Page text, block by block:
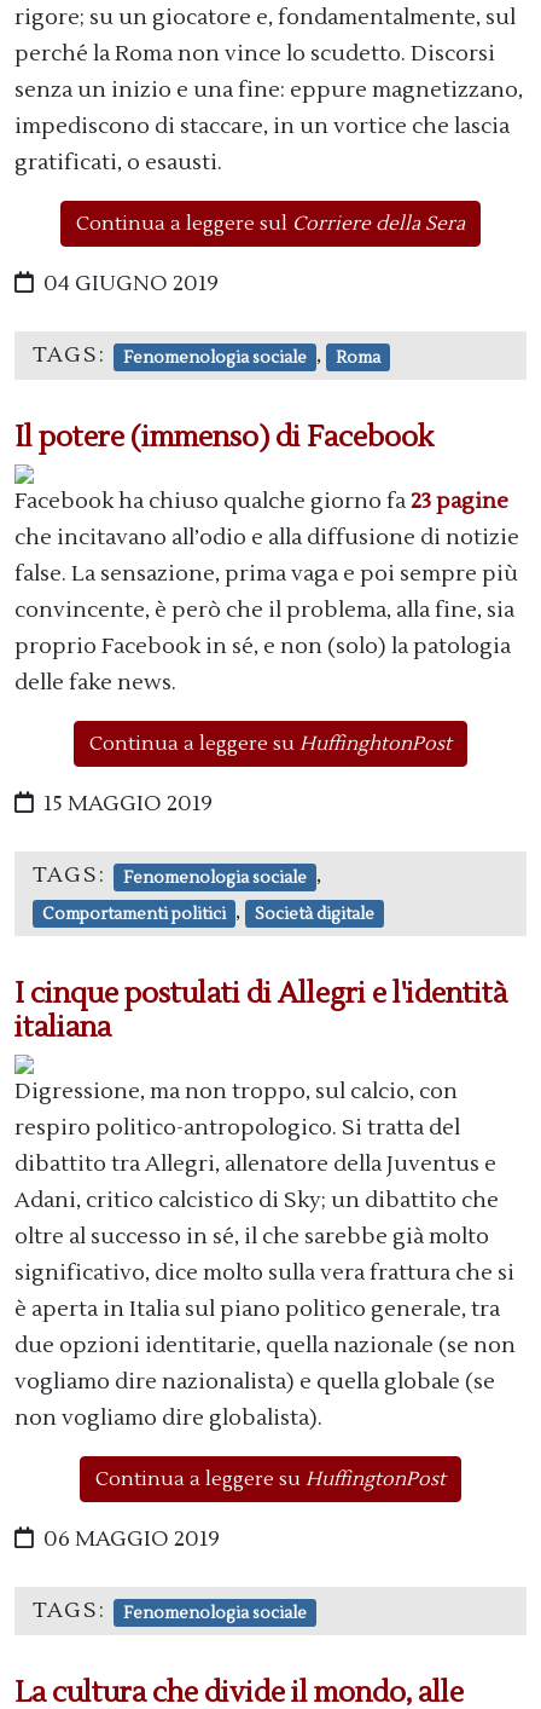
rigore; su un giocatore e, fondamentalmente, sul
perché la Roma non vince lo scudetto. Discorsi
senza un inizio e una fine: eppure magnetizzano,
impediscono di staccare, in un vortice che lascia
gratificati, o esausti.
Continua a leggere sul Corriere della Sera
04 GIUGNO 2019
TAGS: Fenomenologia sociale , Roma
Il potere (immenso) di Facebook
Facebook ha chiuso qualche giorno fa23 pagine
che incitavano all’odio e alla diffusione di notizie
false. La sensazione, prima vaga e poi sempre più
convincente, è però che il problema, alla fine, sia
proprio Facebook in sé, e non (solo) la patologia
delle fake news.
Continua a leggere su HuffinghtonPost
15 MAGGIO 2019
TAGS: Fenomenologia sociale ,
Comportamenti politici , Società digitale
I cinque postulati di Allegri e l'identità
italiana
Digressione, ma non troppo, sul calcio, con
respiro politico-antropologico. Si tratta del
dibattito tra Allegri, allenatore della Juventus e
Adani, critico calcistico di Sky; un dibattito che
oltre al successo in sé, il che sarebbe già molto
significativo, dice molto sulla vera frattura che si
è aperta in Italia sul piano politico generale, tra
due opzioni identitarie, quella nazionale (se non
vogliamo dire nazionalista) e quella globale (se
non vogliamo dire globalista).
Continua a leggere su HuffingtonPost
06 MAGGIO 2019
TAGS: Fenomenologia sociale
La cultura che divide il mondo, alle